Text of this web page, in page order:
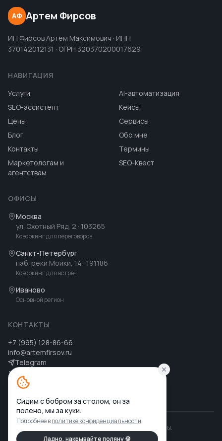
АФ Артем Фирсов
ИП Фирсов Артем Максимович · ИНН
370142012131 · ОГРН 320370200017629
НАВИГАЦИЯ
Услуги
AI-автоматизация
SEO-ассистент
Кейсы
Цены
Сервисы
Блог
Обо мне
Контакты
Термины
Маркетологам и
агентствам
SEO-Квест
ОФИСЫ
Москва
ул. Охотный Ряд, 2 · 103265
Коворкинг для переговоров
Санкт-Петербург
наб. реки Мойки, 14 · 191186
Коворкинг для встреч
Иваново
Основной регион
КОНТАКТЫ
+7 (995) 128-86-66
info@artemfirsov.ru
Telegram
MAX MAX
Артем Фирсов
Все права защищены.
Политика конфиденциальности
Сидим с бобром за столом, он за
полено, мы за куки.
Подробнее вполитике конфиденциальности
Ладно, накрывайте поляну 🍪